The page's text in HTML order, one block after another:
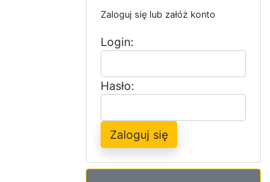
Zaloguj się lub załóż konto
Login:
Hasło:
Zaloguj się